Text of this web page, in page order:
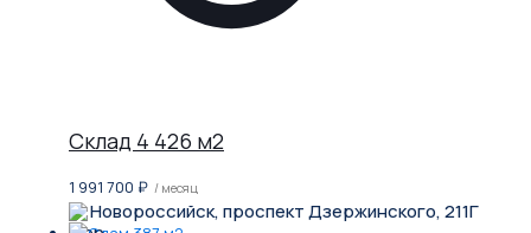
Склад 4 426 м2
1 991 700 ₽ / месяц
Новороссийск, проспект Дзержинского, 211Г